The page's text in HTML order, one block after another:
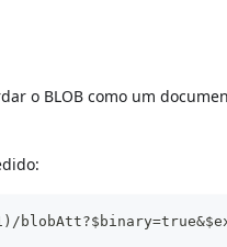
o BLOB como um